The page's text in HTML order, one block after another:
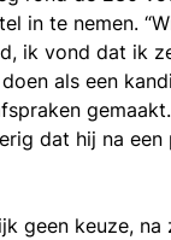
in te nemen.
ik vond dat ik
als een
dat hij na een
geen keuze,